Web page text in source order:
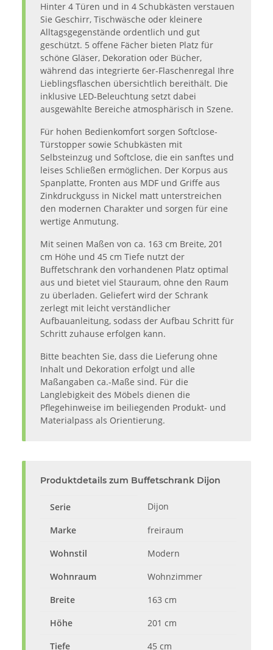
Hinter 4 Türen und in 4 Schubkästen verstauen
Sie Geschirr, Tischwäsche oder kleinere
Alltagsgegenstände ordentlich und gut
geschützt. 5 offene Fächer bieten Platz für
schöne Gläser, Dekoration oder Bücher,
während das integrierte 6er-Flaschenregal Ihre
Lieblingsflaschen übersichtlich bereithält. Die
inklusive LED-Beleuchtung setzt dabei
ausgewählte Bereiche atmosphärisch in Szene.
Für hohen Bedienkomfort sorgen Softclose-
Türstopper sowie Schubkästen mit
Selbsteinzug und Softclose, die ein sanftes und
leises Schließen ermöglichen. Der Korpus aus
Spanplatte, Fronten aus MDF und Griffe aus
Zinkdruckguss in Nickel matt unterstreichen
den modernen Charakter und sorgen für eine
wertige Anmutung.
Mit seinen Maßen von ca. 163 cm Breite, 201
cm Höhe und 45 cm Tiefe nutzt der
Buffetschrank den vorhandenen Platz optimal
aus und bietet viel Stauraum, ohne den Raum
zu überladen. Geliefert wird der Schrank
zerlegt mit leicht verständlicher
Aufbauanleitung, sodass der Aufbau Schritt für
Schritt zuhause erfolgen kann.
Bitte beachten Sie, dass die Lieferung ohne
Inhalt und Dekoration erfolgt und alle
Maßangaben ca.-Maße sind. Für die
Langlebigkeit des Möbels dienen die
Pflegehinweise im beiliegenden Produkt- und
Materialpass als Orientierung.
Produktdetails zum Buffetschrank Dijon
Serie Dijon
Marke
freiraum
Wohnstil
Modern
Wohnraum
Wohnzimmer
Breite
163 cm
Höhe
201 cm
Tiefe
45 cm